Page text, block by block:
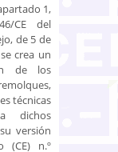
1,
CE del
de 5 de
crea un
de los
técnicas
dichos
versión
(CE) n.º